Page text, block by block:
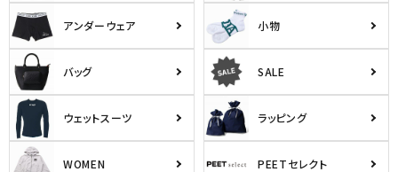
アンダーウェア 小物
バッグ SALE
ウェットスーツ ラッピング
WOMEN PEETセレクト